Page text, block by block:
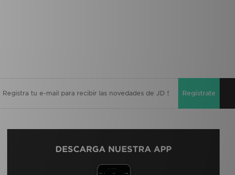
Regístrate
DESCARGA NUESTRA APP